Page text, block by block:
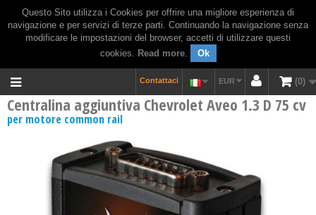
Questo Sito utilizza i Cookies per offrire una migliore esperienza di
navigazione e per servizi di terze parti. Continuando la navigazione senza
modificare le impostazioni del browser, accetti di utilizzare questi
cookies. Read more. Ok
0
EUR
Contattaci
Centralina aggiuntiva Chevrolet Aveo 1.3 D 75 cv
per motore common rail